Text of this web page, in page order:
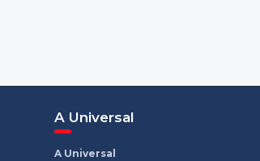
A Universal
A Universal